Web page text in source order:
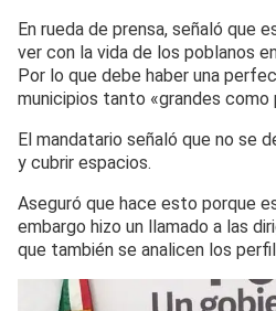
En rueda de prensa, señaló que
ver con la vida de los poblanos
Por lo que debe haber una
municipios tanto «grandes como
El mandatario señaló que no se
y cubrir espacios.
Aseguró que hace esto porque
embargo hizo un llamado a las
que también se analicen los